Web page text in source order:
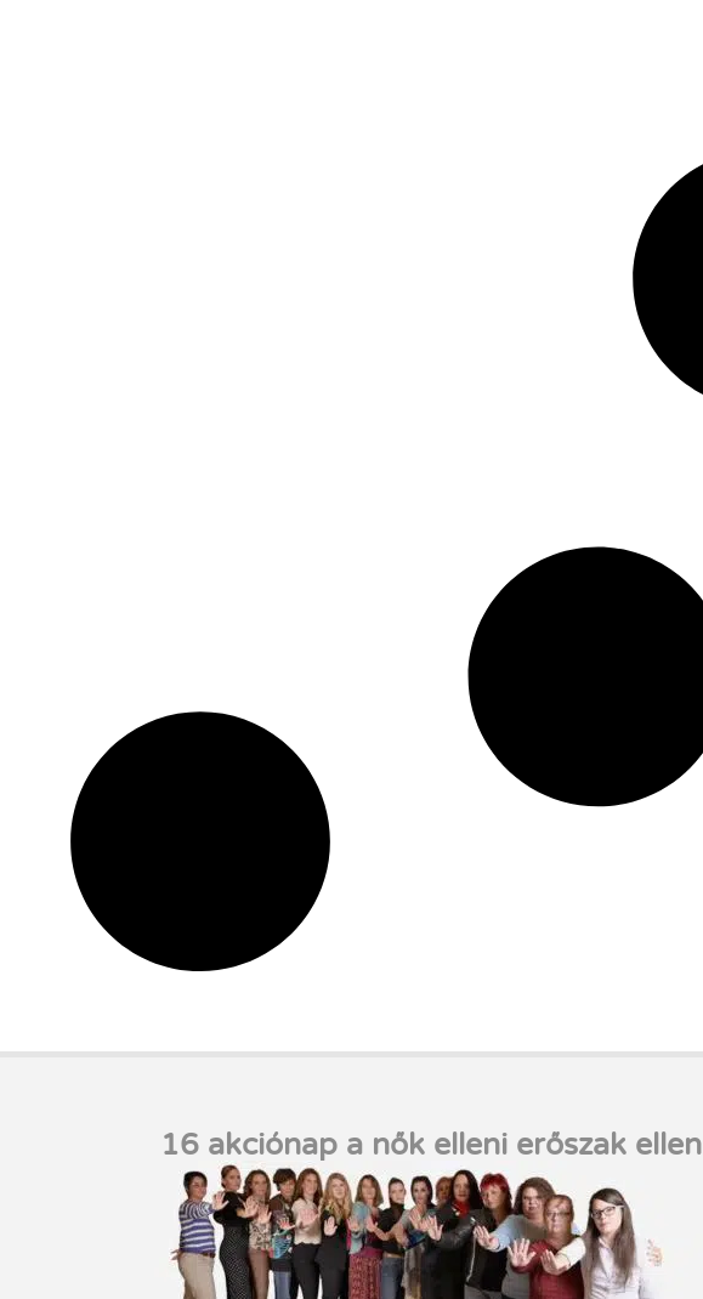
16 akciónap a nők elleni erőszak ellen